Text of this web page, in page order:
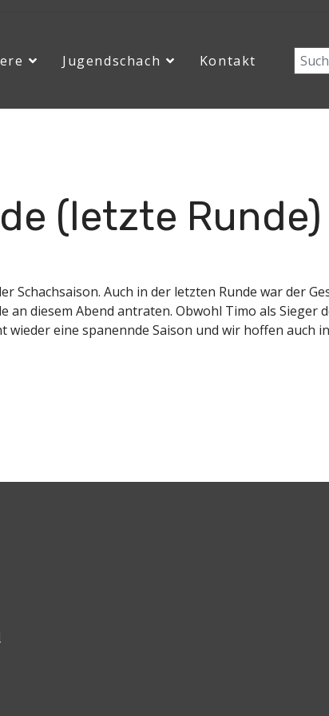
Jugendschach Kontakt
(letzte Runde)
Schachsaison. Auch in der letzten Runde war der
diesem Abend antraten. Obwohl Timo als Sieger
eine spanennde Saison und wir hoffen auch